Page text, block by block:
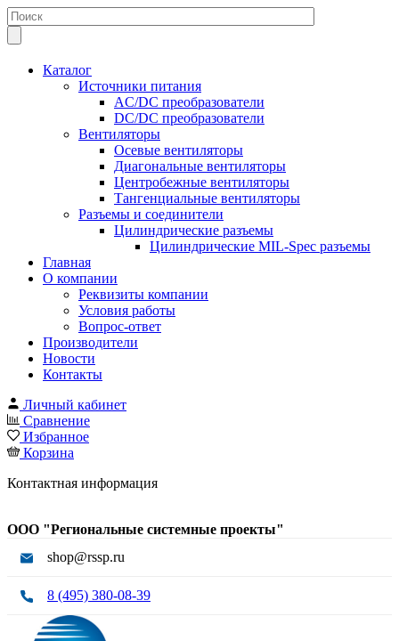
Каталог
Источники питания
AC/DC преобразователи
DC/DC преобразователи
Вентиляторы
Осевые вентиляторы
Диагональные вентиляторы
Центробежные вентиляторы
Тангенциальные вентиляторы
Разъемы и соединители
Цилиндрические разъемы
Цилиндрические MIL-Spec разъемы
Главная
О компании
Реквизиты компании
Условия работы
Вопрос-ответ
Производители
Новости
Контакты
Личный кабинет
Сравнение
Избранное
Корзина
Контактная информация
ООО "Региональные системные проекты"
shop@rssp.ru
8 (495) 380-08-39